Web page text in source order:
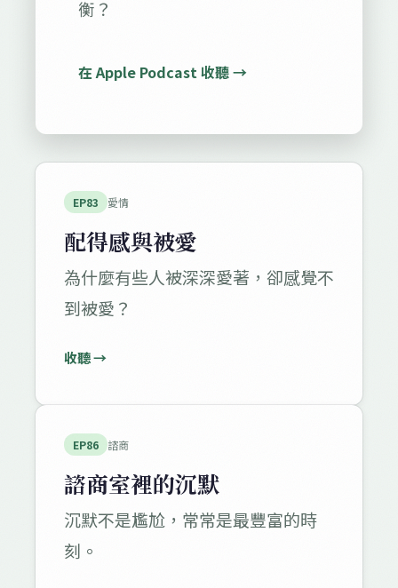
衡？
在 Apple Podcast 收聽 →
EP83 愛情
配得感與被愛
為什麼有些人被深深愛著，卻感覺不
到被愛？
收聽 →
EP86 諮商
諮商室裡的沉默
沉默不是尷尬，常常是最豐富的時
刻。